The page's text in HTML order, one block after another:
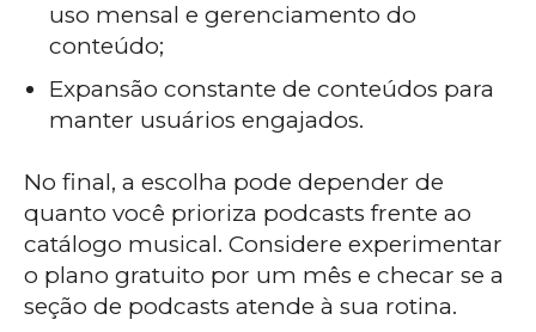
uso mensal e gerenciamento do
conteúdo;
Expansão constante de conteúdos para
manter usuários engajados.
No final, a escolha pode depender de
quanto você prioriza podcasts frente ao
catálogo musical. Considere experimentar
o plano gratuito por um mês e checar se a
seção de podcasts atende à sua rotina.